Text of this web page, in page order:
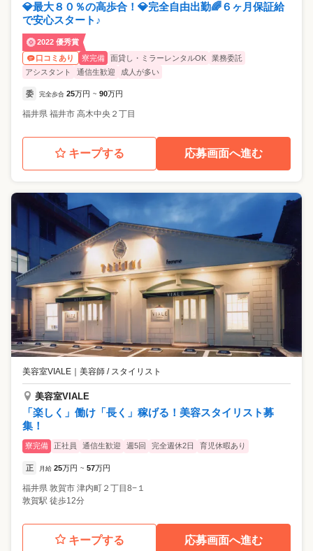
💎最大８０％の高歩合！💎完全自由出勤🌈６ヶ月保証給
で安心スタート♪
2022 優秀賞
口コミあり
寮完備 面貸し・ミラーレンタルOK
業務委託
アシスタント
通信生歓迎 成人が多い
委 完全歩合 25万円 ~ 90万円
福井県 福井市 高木中央２丁目
キープする 応募画面へ進む
美容室VIALE ｜ 美容師 / スタイリスト
美容室VIALE
「楽しく」働け「長く」稼げる！美容スタイリスト募
集！
寮完備 正社員 通信生歓迎 週5回 完全週休2日 育児休暇あり
正 月給 25万円 ~ 57万円
福井県 敦賀市 津内町２丁目8−１
敦賀駅 徒歩12分
キープする 応募画面へ進む